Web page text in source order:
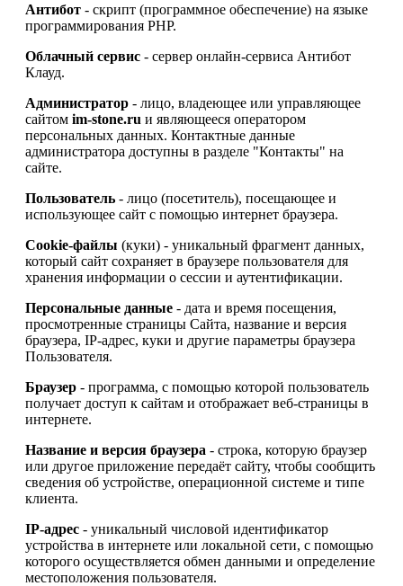
Антибот - скрипт (программное обеспечение) на языке
программирования PHP.
Облачный сервис - сервер онлайн-сервиса Антибот
Клауд.
Администратор - лицо, владеющее или управляющее
сайтом im-stone.ru и являющееся оператором
персональных данных. Контактные данные
администратора доступны в разделе "Контакты" на
сайте.
Пользователь - лицо (посетитель), посещающее и
использующее сайт с помощью интернет браузера.
Cookie-файлы (куки) - уникальный фрагмент данных,
который сайт сохраняет в браузере пользователя для
хранения информации о сессии и аутентификации.
Персональные данные - дата и время посещения,
просмотренные страницы Сайта, название и версия
браузера, IP-адрес, куки и другие параметры браузера
Пользователя.
Браузер - программа, с помощью которой пользователь
получает доступ к сайтам и отображает веб-страницы в
интернете.
Название и версия браузера - строка, которую браузер
или другое приложение передаёт сайту, чтобы сообщить
сведения об устройстве, операционной системе и типе
клиента.
IP-адрес - уникальный числовой идентификатор
устройства в интернете или локальной сети, с помощью
которого осуществляется обмен данными и определение
местоположения пользователя.